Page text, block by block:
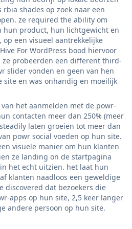
shades op zoek naar een
ze required the ability om
hun product, hun lichtgewicht en
een visueel aantrekkelijke
For WordPress bood hiervoor
ze probeerden een different third-
slider vonden en geen van hen
site en was onhandig en moeilijk
het aanmelden met de powr-
contacten meer dan 250% (meer
laten groeien tot meer dan
powr social voeden op hun site.
visuele manier om hun klanten
ze landing on de startpagina
het echt uitzien. het laat hun
klanten naadloos een geweldige
discovered dat bezoekers die
apps op hun site, 2,5 keer langer
andere persoon op hun site.